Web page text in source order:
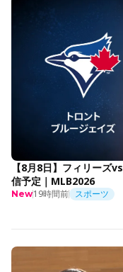
【8月8日】フィリーズ
信予定｜MLB2026
New19時間前 スポーツ